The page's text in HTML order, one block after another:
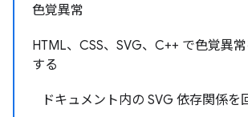
色覚異常
HTML、CSS、SVG、C++ で色覚異
する
ドキュメント内の SVG 依存関係を